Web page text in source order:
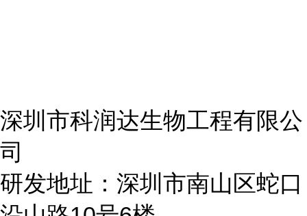
深圳市科润达生物工程有限公
司
研发地址：深圳市南山区蛇口